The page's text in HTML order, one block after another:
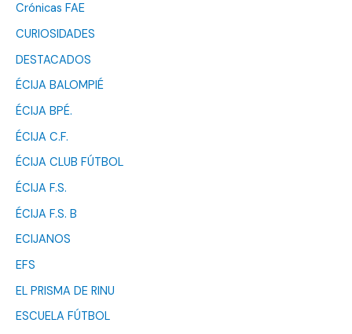
Crónicas FAE
CURIOSIDADES
DESTACADOS
ÉCIJA BALOMPIÉ
ÉCIJA BPÉ.
ÉCIJA C.F.
ÉCIJA CLUB FÚTBOL
ÉCIJA F.S.
ÉCIJA F.S. B
ECIJANOS
EFS
EL PRISMA DE RINU
ESCUELA FÚTBOL